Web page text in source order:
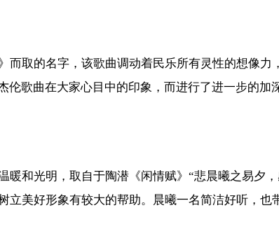
而取的名字，该歌曲调动着民乐所有灵性的想像
伦歌曲在大家心目中的印象，而进行了进一步的
暖和光明，取自于陶潜《闲情赋》“悲晨曦之易夕
立美好形象有较大的帮助。晨曦一名简洁好听，也